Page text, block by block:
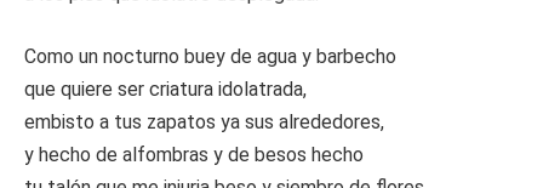
Como un nocturno buey de agua y barbecho
que quiere ser criatura idolatrada,
embisto a tus zapatos ya sus alrededores,
y hecho de alfombras y de besos hecho